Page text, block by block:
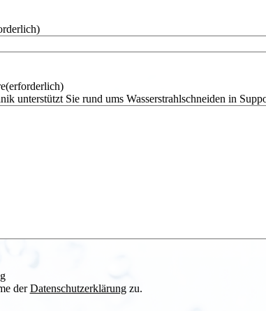
(erforderlich)
unterstützt Sie rund ums Wasserstrahlschneiden in
derDatenschutzerklärungzu.